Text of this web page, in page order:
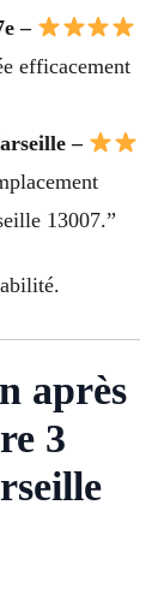
–
efficacement
–
13007.”
après
3